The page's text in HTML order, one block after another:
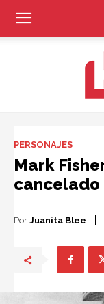
PERSONAJES
Mark
cancelado
Por Juanita Blee